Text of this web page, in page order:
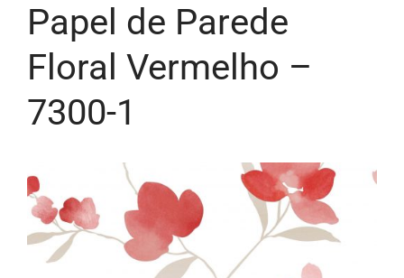
Papel de Parede
Floral Vermelho –
7300-1